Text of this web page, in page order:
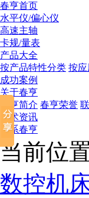
春亨首页
水平仪/偏心仪
高速主轴
卡规/量表
产品大全
按产品特性分类 按
成功案例
关于春亨
春亨简介 春亨荣誉
技术资讯
联系春亨
当前位置
数控机